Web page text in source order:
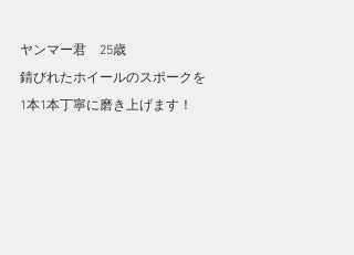
ヤンマー君　25歳
錆びれたホイールのスポークを
1本1本丁寧に磨き上げます！